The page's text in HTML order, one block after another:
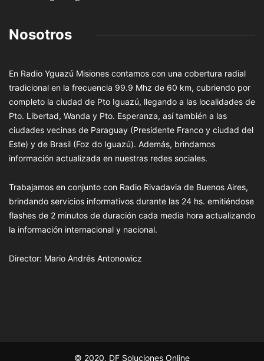
Nosotros
En Radio Yguazú Misiones contamos con una cobertura radial
tradicional en la frecuencia 99.9 Mhz de 60 km, cubriendo por
completo la ciudad de Pto Iguazú, llegando a las localidades de
Pto. Libertad, Wanda y Pto. Esperanza, así también a las
ciudades vecinas de Paraguay (Presidente Franco y ciudad del
Este) y de Brasil (Foz do Iguazú). Además, brindamos
información actualizada en nuestras redes sociales.
Trabajamos en conjunto con Radio Rivadavia de Buenos Aires,
brindando servicios informativos durante las 24 hs. emitiéndose
flashes de 2 minutos de duración cada media hora actualizando
la información internacional y nacional.
Director: Mario Andrés Antonowicz
© 2020, DF Soluciones Online